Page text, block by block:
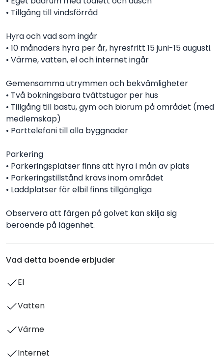
• Tillgång till vindsförråd
Hyra och vad som ingår
• 10 månaders hyra per år, hyresfritt 15 juni-15 augusti.
• Värme, vatten, el och internet ingår
Gemensamma utrymmen och bekvämligheter
• Två bokningsbara tvättstugor per hus
• Tillgång till bastu, gym och biorum på området (med
medlemskap)
• Porttelefoni till alla byggnader
Parkering
• Parkeringsplatser finns att hyra i mån av plats
• Parkeringstillstånd krävs inom området
• Laddplatser för elbil finns tillgängliga
Observera att färgen på golvet kan skilja sig
beroende på lägenhet.
Vad detta boende erbjuder
El
Vatten
Värme
Internet